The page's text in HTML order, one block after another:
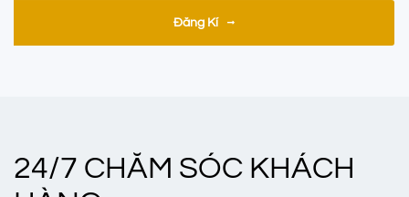
Đăng Kí
24/7 CHĂM SÓC KHÁCH